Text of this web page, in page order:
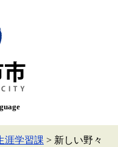
涯学習課 > 新しい野々